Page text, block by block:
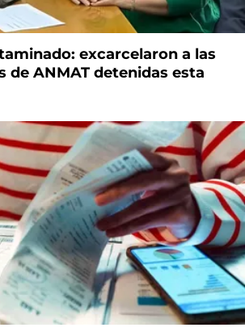
excarcelaron a las
de ANMAT detenidas esta